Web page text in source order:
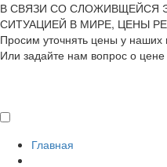
В СВЯЗИ СО СЛОЖИВЩЕЙСЯ
СИТУАЦИЕЙ В МИРЕ, ЦЕНЫ
Просим уточнять цены у
Или задайте нам вопрос о
Главная